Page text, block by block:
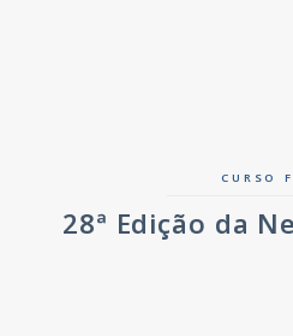
CURSO
28ª Edição da